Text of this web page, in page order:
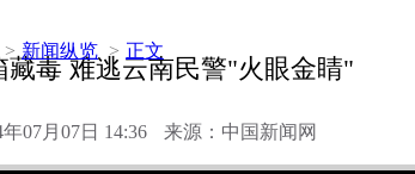
> 新闻纵览 > 正文
藏毒 难逃云南民警"火眼金睛"
07月07日 14:36 来源：中国新闻网